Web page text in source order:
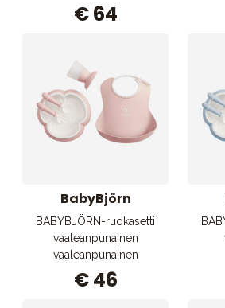
€ 64
BabyBjörn
BABYBJÖRN-ruokasetti
vaaleanpunainen
vaaleanpunainen
€ 46